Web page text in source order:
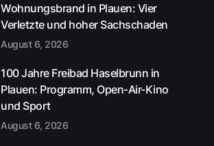
Wohnungsbrand in Plauen: Vier
Verletzte und hoher Sachschaden
August 6, 2026
100 Jahre Freibad Haselbrunn in
Plauen: Programm, Open-Air-Kino
und Sport
August 6, 2026